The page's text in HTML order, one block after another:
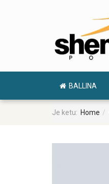
BALLINA
Je ketu: Home